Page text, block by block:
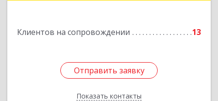
Клиентов на сопровождении 13
Отправить заявку
Показать контакты
Отправить заявку
Назад